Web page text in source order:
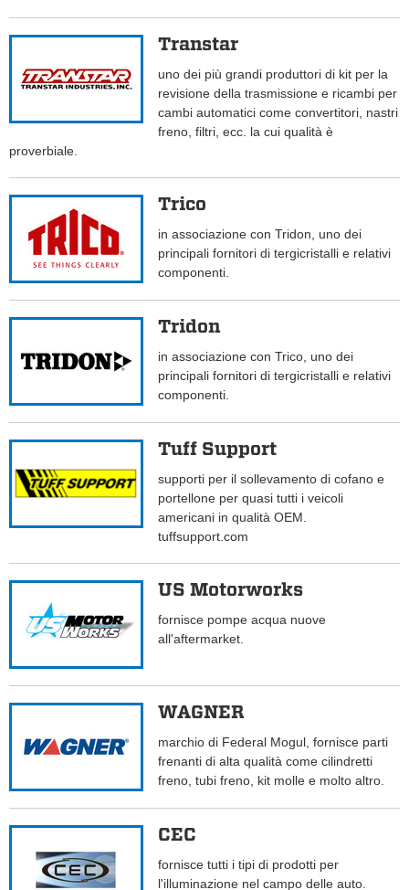
Transtar
uno dei più grandi produttori di kit per la
revisione della trasmissione e ricambi per
cambi automatici come convertitori, nastri
freno, filtri, ecc. la cui qualità è
proverbiale.
Trico
in associazione con Tridon, uno dei
principali fornitori di tergicristalli e relativi
componenti.
Tridon
in associazione con Trico, uno dei
principali fornitori di tergicristalli e relativi
componenti.
Tuff Support
supporti per il sollevamento di cofano e
portellone per quasi tutti i veicoli
americani in qualità OEM.
tuffsupport.com
US Motorworks
fornisce pompe acqua nuove
all'aftermarket.
WAGNER
marchio di Federal Mogul, fornisce parti
frenanti di alta qualità come cilindretti
freno, tubi freno, kit molle e molto altro.
CEC
fornisce tutti i tipi di prodotti per
l'illuminazione nel campo delle auto.